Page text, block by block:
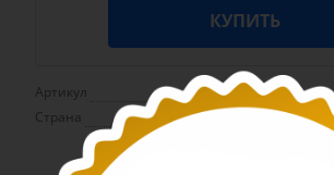
КУПИТЬ
Артикул
Страна